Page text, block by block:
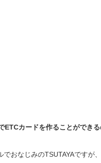
ETCカードを作ることができる
おなじみのTSUTAYAですが、